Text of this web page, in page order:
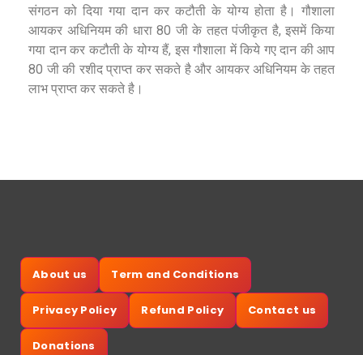
संगठन को दिया गया दान कर कटौती के योग्य होता है। गौशाला
आयकर अधिनियम की धारा 80 जी के तहत पंजीकृत है, इसमें किया
गया दान कर कटौती के योग्य हैं, इस गौशाला में किये गए दान की आप
80 जी की रशीद प्राप्त कर सकते है और आयकर अधिनियम के तहत
लाभ प्राप्त कर सकते है।
About us Term and Conditions
Privacy Policy Refund Policy Contact us
Donations